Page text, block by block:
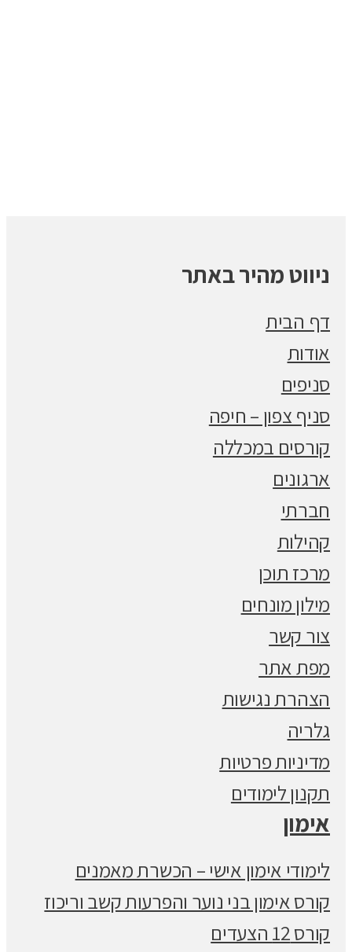
ניווט מהיר באתר
דף הבית
אודות
סניפים
סניף צפון – חיפה
קורסים במכללה
ארגונים
חברתי
קהילות
מרכז תוכן
מילון מונחים
צור קשר
מפת אתר
הצהרת נגישות
גלריה
מדיניות פרטיות
תקנון לימודים
אימון
לימודי אימון אישי – הכשרת מאמנים
קורס אימון בני נוער והפרעות קשב וריכוז
קורס 12 הצעדים